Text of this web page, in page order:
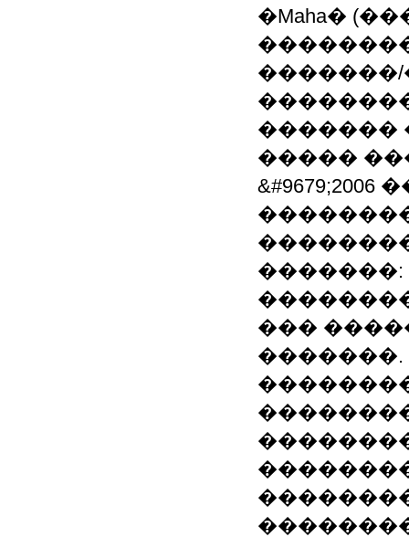
�Maha�
�������
�����
���